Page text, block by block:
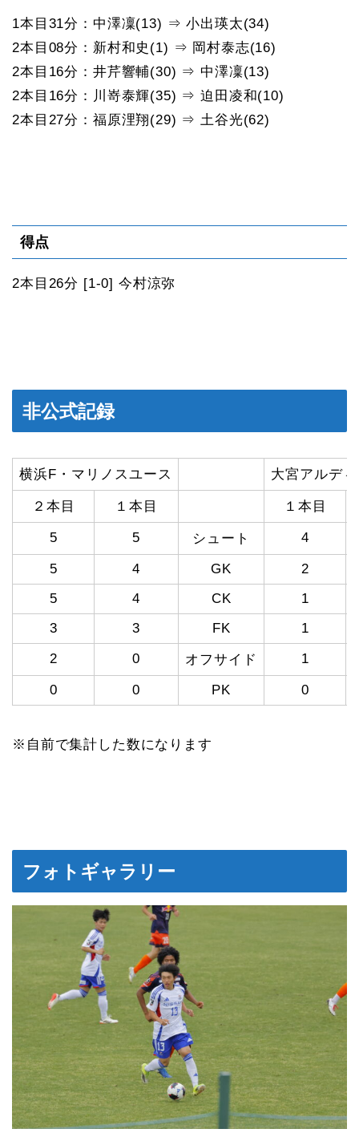
1本目31分：中澤凜(13) ⇒ 小出瑛太(34)
2本目08分：新村和史(1) ⇒ 岡村泰志(16)
2本目16分：井芹響輔(30) ⇒ 中澤凜(13)
2本目16分：川嵜泰輝(35) ⇒ 迫田凌和(10)
2本目27分：福原浬翔(29) ⇒ 土谷光(62)
得点
2本目26分 [1-0] 今村涼弥
非公式記録
横浜F・マリノスユース 大宮アルデ
２本目 １本目 １本目
5 5 シュート 4
5 4 GK
2
5
4 CK
1
3
3 FK
1
2
0 オフサイド 1
0 0 PK 0
※自前で集計した数になります
フォトギャラリー